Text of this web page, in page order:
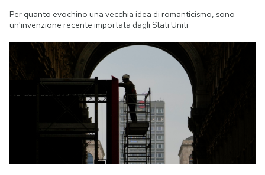
Per quanto evochino una vecchia idea di romanticismo, sono
un'invenzione recente importata dagli Stati Uniti